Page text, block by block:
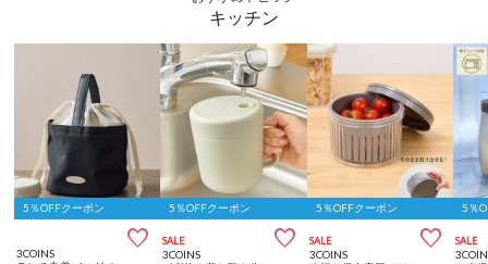
キッチン
5％OFFクーポン

3COINS
5％OFFクーポン
SALE 
3COINS
5％OFFクーポン
SALE 
3COINS
5％
SALE